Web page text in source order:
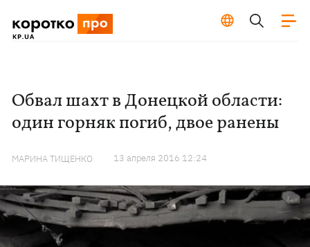
Обвал шахт в Донецкой области:
один горняк погиб, двое ранены
МАРИНА ТИЩЕНКО 13 апреля 2016 12:24